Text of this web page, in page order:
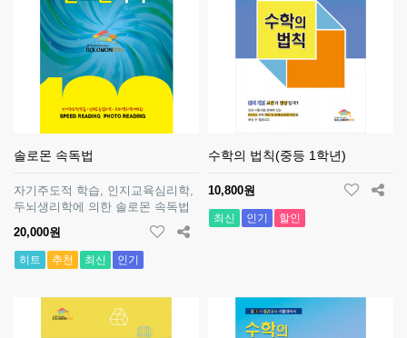
솔로몬 속독법
자기주도적 학습, 인지교육심리학,
두뇌생리학에 의한 솔로몬 속독법
20,000원
히트 추천 최신 인기
수학의 법칙(중등 1학년)
10,800원
최신 인기 할인